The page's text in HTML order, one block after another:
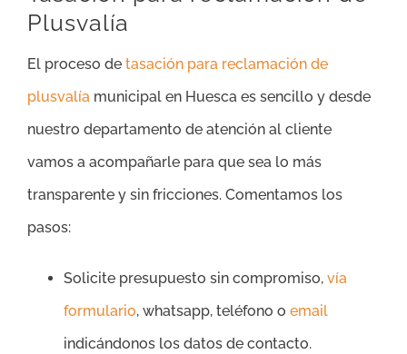
Plusvalía
El proceso de tasación para reclamación de
plusvalía municipal en Huesca es sencillo y desde
nuestro departamento de atención al cliente
vamos a acompañarle para que sea lo más
transparente y sin fricciones. Comentamos los
pasos:
Solicite presupuesto sin compromiso, vía
formulario, whatsapp, teléfono o email
indicándonos los datos de contacto.